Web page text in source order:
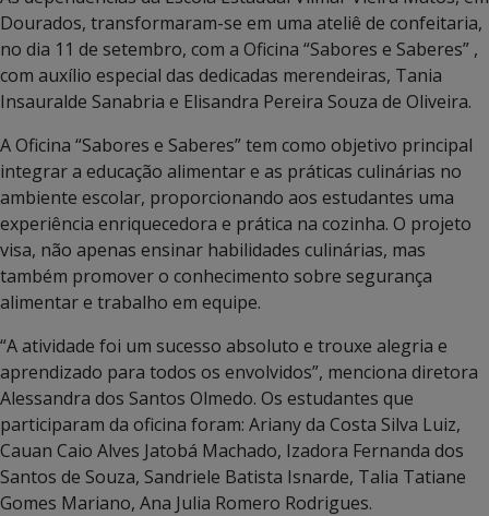
Dourados, transformaram-se em uma ateliê de confeitaria,
no dia 11 de setembro, com a Oficina “Sabores e Saberes” ,
com auxílio especial das dedicadas merendeiras, Tania
Insauralde Sanabria e Elisandra Pereira Souza de Oliveira.
A Oficina “Sabores e Saberes” tem como objetivo principal
integrar a educação alimentar e as práticas culinárias no
ambiente escolar, proporcionando aos estudantes uma
experiência enriquecedora e prática na cozinha. O projeto
visa, não apenas ensinar habilidades culinárias, mas
também promover o conhecimento sobre segurança
alimentar e trabalho em equipe.
“A atividade foi um sucesso absoluto e trouxe alegria e
aprendizado para todos os envolvidos”, menciona diretora
Alessandra dos Santos Olmedo. Os estudantes que
participaram da oficina foram: Ariany da Costa Silva Luiz,
Cauan Caio Alves Jatobá Machado, Izadora Fernanda dos
Santos de Souza, Sandriele Batista Isnarde, Talia Tatiane
Gomes Mariano, Ana Julia Romero Rodrigues.